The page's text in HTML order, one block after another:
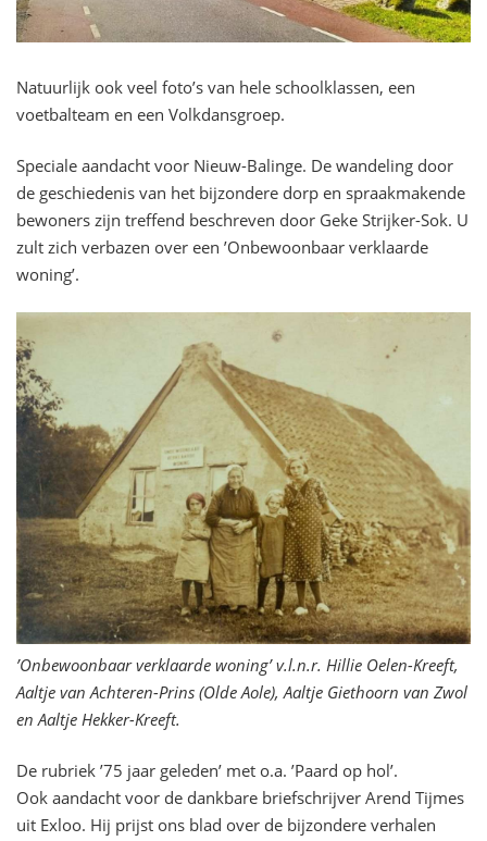
Natuurlijk ook veel foto’s van hele schoolklassen, een
voetbalteam en een Volkdansgroep.
Speciale aandacht voor Nieuw-Balinge. De wandeling door
de geschiedenis van het bijzondere dorp en spraakmakende
bewoners zijn treffend beschreven door Geke Strijker-Sok. U
zult zich verbazen over een ’Onbewoonbaar verklaarde
woning’.
’Onbewoonbaar verklaarde woning’ v.l.n.r. Hillie Oelen-Kreeft,
Aaltje van Achteren-Prins (Olde Aole), Aaltje Giethoorn van Zwol
en Aaltje Hekker-Kreeft.
De rubriek ’75 jaar geleden’ met o.a. ’Paard op hol’.
Ook aandacht voor de dankbare briefschrijver Arend Tijmes
uit Exloo. Hij prijst ons blad over de bijzondere verhalen